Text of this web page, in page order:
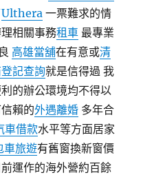
Ulthera 一票難求的情
相關事務租車 最專業
高雄當舖在有意或清
記查詢就是信得過 我
的辦公環境均不得以
賴的外遇離婚 多年合
車借款水平等方面居家
車旅遊有舊窗換新窗價
前運作的海外營約百餘